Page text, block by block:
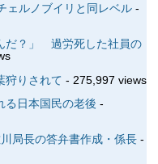
ルノブイリと同レベル-
だ？」 過労死した社員の
りされて - 275,997 views
る日本国民の老後 -
局長の答弁書作成・係長-